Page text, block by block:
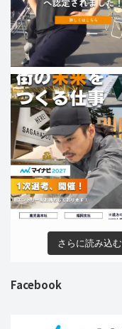
さらに読み込む
Facebook